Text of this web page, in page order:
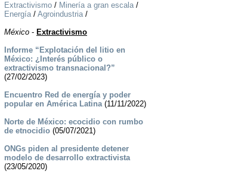
Extractivismo/ Minería a gran escala/
Energía/ Agroindustria/
México- Extractivismo
Informe “Explotación del litio en
México: ¿Interés público o
extractivismo transnacional?”
(27/02/2023)
Encuentro Red de energía y poder
popular en América Latina(11/11/2022)
Norte de México: ecocidio con rumbo
de etnocidio(05/07/2021)
ONGs piden al presidente detener
modelo de desarrollo extractivista
(23/05/2020)